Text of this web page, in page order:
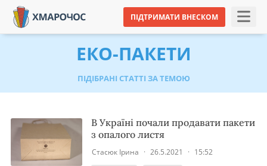
ПІДТРИМАТИ ВНЕСКОМ
ЕКО-ПАКЕТИ
ПІДІБРАНІ СТАТТІ ЗА ТЕМОЮ
В Україні почали продавати пакети
з опалого листя
Стасюк Ірина · 26.5.2021 · 15:52